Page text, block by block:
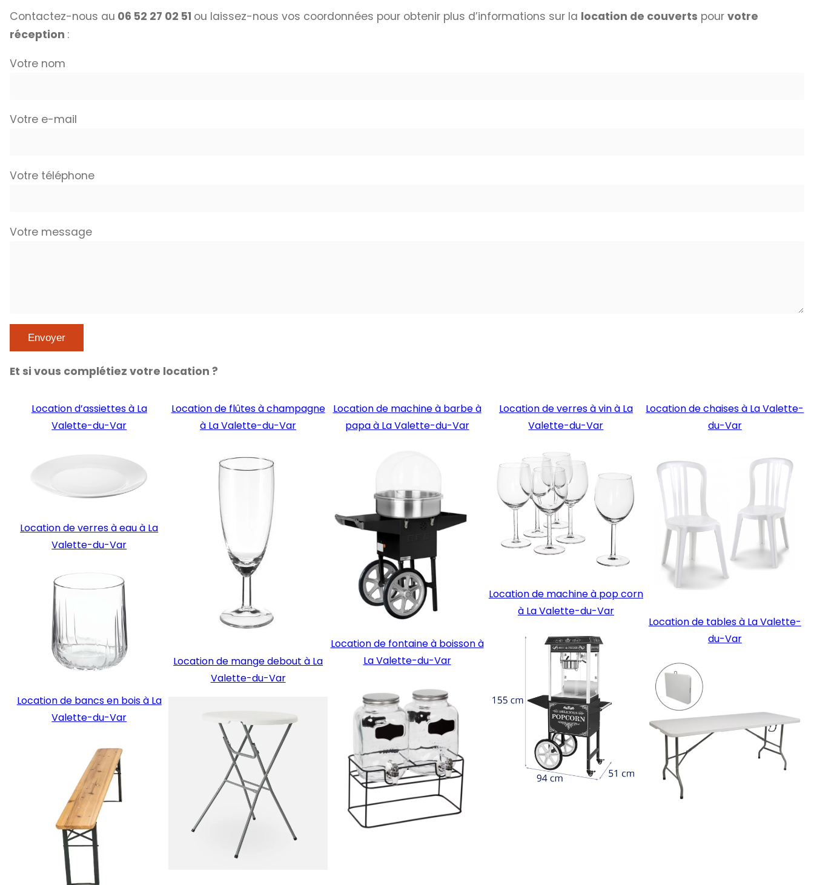
Contactez-nous au 06 52 27 02 51 ou laissez-nous vos coordonnées pour obtenir plus d’informations sur la location de couverts pour votre
réception :
Votre nom
Votre e-mail
Votre téléphone
Votre message
Et si vous complétiez votre location ?
Location d’assiettes à La
Valette-du-Var
Location de verres à eau à La
Valette-du-Var
Location de bancs en bois à La
Valette-du-Var
Location de flûtes à champagne
à La Valette-du-Var
Location de mange debout à La
Valette-du-Var
Location de machine à barbe à
papa à La Valette-du-Var
Location de fontaine à boisson à
La Valette-du-Var
Location de verres à vin à La
Valette-du-Var
Location de machine à pop corn
à La Valette-du-Var
Location de chaises à La Valette-
du-Var
Location de tables à La Valette-
du-Var